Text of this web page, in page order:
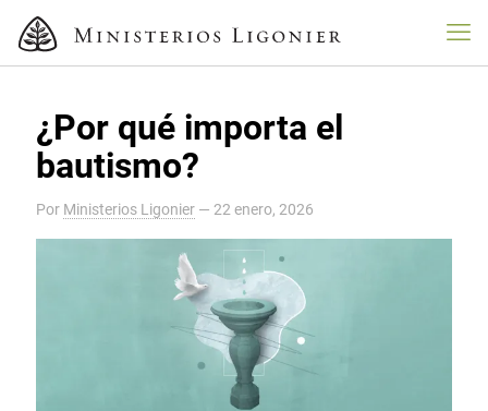
¿Por qué importa el
bautismo?
Por Ministerios Ligonier — 22 enero, 2026